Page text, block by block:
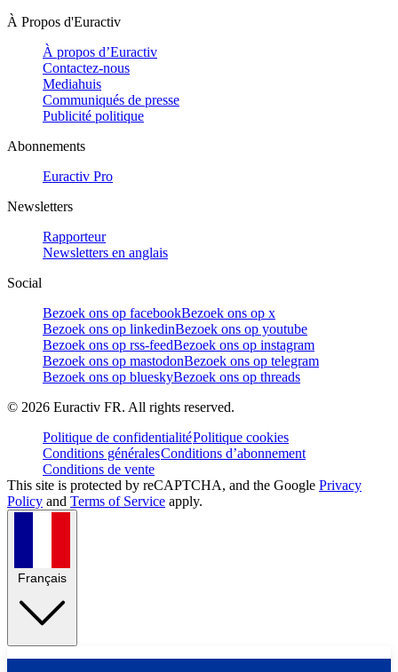
À Propos d'Euractiv
À propos d’Euractiv
Contactez-nous
Mediahuis
Communiqués de presse
Publicité politique
Abonnements
Euractiv Pro
Newsletters
Rapporteur
Newsletters en anglais
Social
Bezoek ons op facebookBezoek ons op x
Bezoek ons op linkedinBezoek ons op youtube
Bezoek ons op rss-feedBezoek ons op instagram
Bezoek ons op mastodonBezoek ons op telegram
Bezoek ons op blueskyBezoek ons op threads
© 2026 Euractiv FR. All rights reserved.
Politique de confidentialitéPolitique cookies
Conditions généralesConditions d’abonnement
Conditions de vente
This site is protected by reCAPTCHA, and the Google Privacy
Policy and Terms of Service apply.
Français